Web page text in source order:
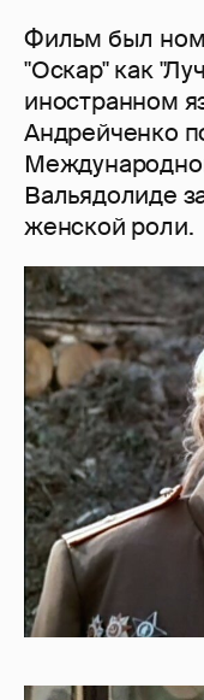
Фильм был
"Оскар" как
иностранном
Андрейченко
Вальядолиде
женской роли.